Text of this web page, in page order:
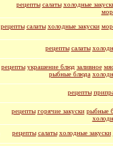
рецепты салаты холодные
рецепты салаты холодные закуски
рецепты салаты
рецепты украшение блюд заливное
рыбные блюда
рецепты
рецепты горячие закуски рыбные
рецепты салаты холодные закуски